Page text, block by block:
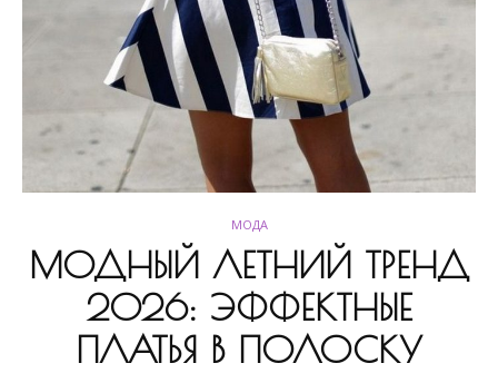
МОДА
МОДНЫЙ ЛЕТНИЙ ТРЕНД
2026: ЭФФЕКТНЫЕ
ПЛАТЬЯ В ПОЛОСКУ